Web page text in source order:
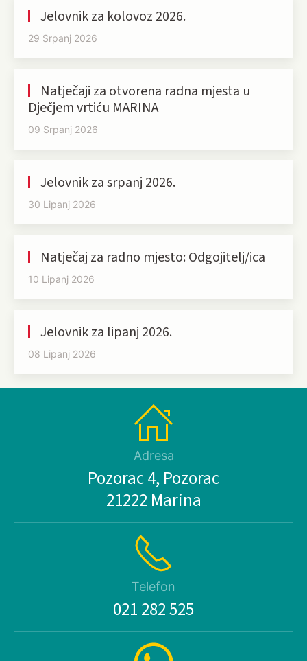
Jelovnik za kolovoz 2026.
29 Srpanj 2026
Natječaji za otvorena radna mjesta u
Dječjem vrtiću MARINA
09 Srpanj 2026
Jelovnik za srpanj 2026.
30 Lipanj 2026
Natječaj za radno mjesto: Odgojitelj/ica
10 Lipanj 2026
Jelovnik za lipanj 2026.
08 Lipanj 2026
Adresa
Pozorac 4, Pozorac
21222 Marina
Telefon
021 282 525